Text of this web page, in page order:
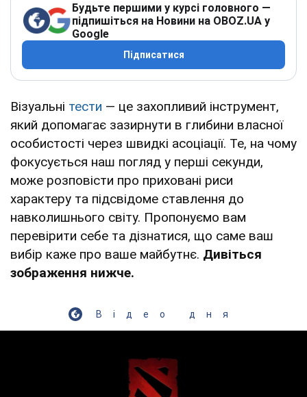
Будьте першими у курсі головного —
підпишіться на Новини на OBOZ.UA у
Google
Підписатися
Візуальні тести — це захопливий інструмент,
який допомагає зазирнути в глибини власної
особистості через швидкі асоціації. Те, на чому
фокусується наш погляд у перші секунди,
може розповісти про приховані риси
характеру та підсвідоме ставлення до
навколишнього світу. Пропонуємо вам
перевірити себе та дізнатися, що саме ваш
вибір каже про ваше майбутнє. Дивіться
зображення нижче.
Відео дня